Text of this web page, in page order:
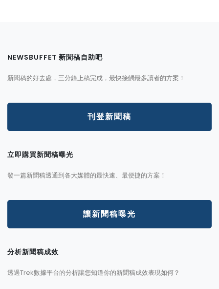
NEWSBUFFET 新聞稿自助吧
新聞稿的好去處，三分鐘上稿完成，最快接觸最多讀者的方案！
刊登新聞稿
立即購買新聞稿曝光
發一篇新聞稿透通到各大媒體的最快速、最便捷的方案！
讓新聞稿曝光
分析新聞稿成效
透過Trek數據平台的分析讓您知道你的新聞稿成效表現如何？